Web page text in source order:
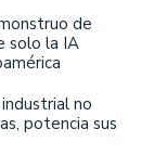
de
solo la IA
no
potencia sus